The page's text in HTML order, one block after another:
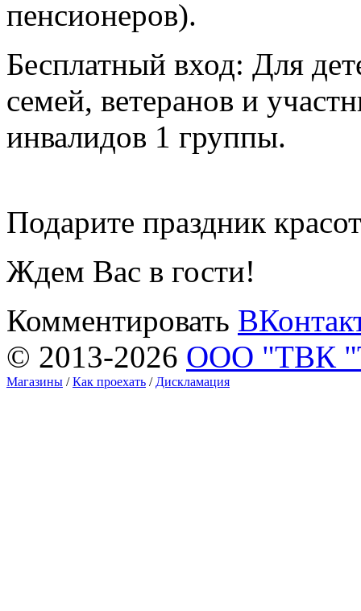
пенсионеров).
Бесплатный вход: Для
семей, ветеранов и
инвалидов 1 группы.
Подарите праздник
Ждем Вас в гости!
Комментировать
© 2013-2026 ООО "ТВК
Магазины /Как проехать / Дискламация